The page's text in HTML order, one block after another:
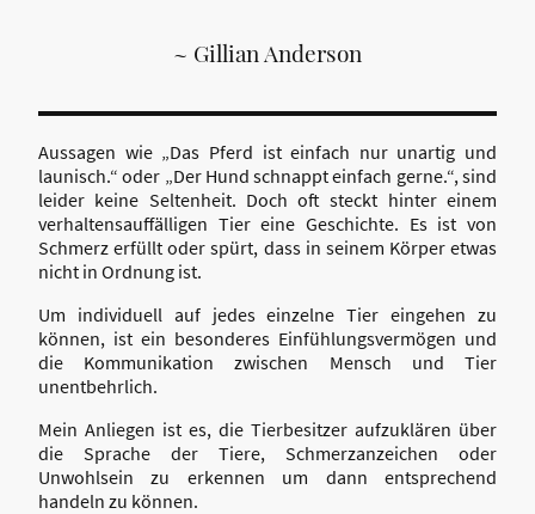
~ Gillian Anderson
Aussagen wie „Das Pferd ist einfach nur unartig und
launisch.“ oder „Der Hund schnappt einfach gerne.“, sind
leider keine Seltenheit. Doch oft steckt hinter einem
verhaltensauffälligen Tier eine Geschichte. Es ist von
Schmerz erfüllt oder spürt, dass in seinem Körper etwas
nicht in Ordnung ist.
Um individuell auf jedes einzelne Tier eingehen zu
können, ist ein besonderes Einfühlungsvermögen und
die Kommunikation zwischen Mensch und Tier
unentbehrlich.
Mein Anliegen ist es, die Tierbesitzer aufzuklären über
die Sprache der Tiere, Schmerzanzeichen oder
Unwohlsein zu erkennen um dann entsprechend
handeln zu können.